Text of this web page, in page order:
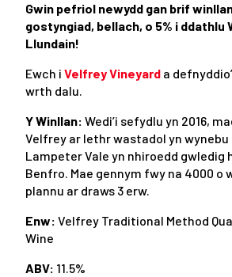
Gwin pefriol newydd gan brif
gostyngiad, bellach, o 5% i ddathlu
Llundain!
Ewch i Velfrey Vineyard a
wrth dalu.
Y Winllan: Wedi’i sefydlu yn 2016,
Velfrey ar lethr wastadol yn wynebu
Lampeter Vale yn nhiroedd gwledig
Benfro. Mae gennym fwy na 4000 o
plannu ar draws 3 erw.
Enw: Velfrey Traditional Method
Wine
ABV: 11.5%